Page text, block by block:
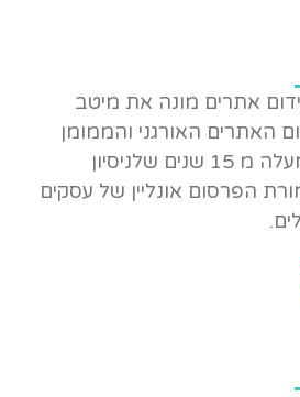
אתרים מונה את מיטב
האתרים האורגני והממומן
בישראל ובחו”ל. למעלה מ 15 שנים שלניסיון
הפרסום אונליין של עסקים